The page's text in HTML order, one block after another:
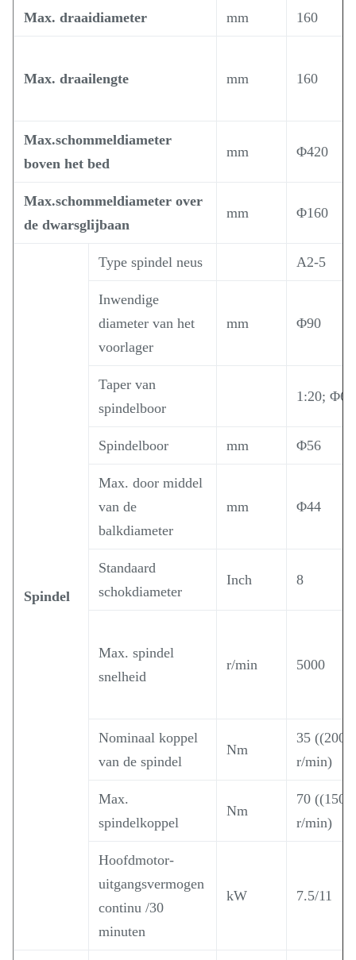
Max. draaidiameter mm 160
Max. draailengte mm 160
Max.schommeldiameter
boven het bed
mm Φ420
Max.schommeldiameter over
de dwarsglijbaan
mm Φ160
Spindel
Type spindel neus A2-5
Inwendige
diameter van het
voorlager
mm Φ90
Taper van
spindelboor
1:20; Φ62
Spindelboor mm Φ56
Max. door middel
van de
balkdiameter
mm Φ44
Standaard
schokdiameter
Inch 8
Max. spindel
snelheid
r/min 5000
Nominaal koppel
van de spindel
Nm
35 ((200
r/min)
Max.
spindelkoppel
Nm
70 ((150
r/min)
Hoofdmotor-
uitgangsvermogen
continu /30
minuten
kW 7.5/11